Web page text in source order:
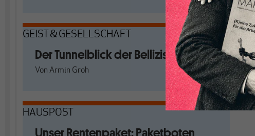
GEIST & GESELLSCHAFT
Der Tunnelblick der Bellizisten
Von Armin Groh
HAUSPOST
Unser Rentenpaket: Paketboten